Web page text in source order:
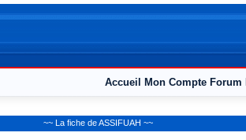
Accueil Mon Compte Forum
~~ La fiche de ASSIFUAH ~~